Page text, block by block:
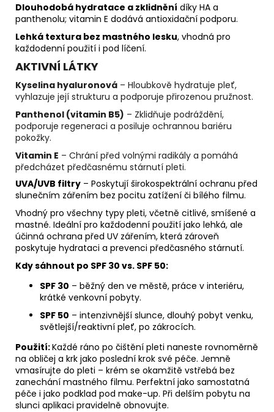
Dlouhodobá hydratace a zklidnění díky HA a
panthenolu; vitamin E dodává antioxidační podporu.
Lehká textura bez mastného lesku, vhodná pro
každodenní použití i pod líčení.
AKTIVNÍ LÁTKY
Kyselina hyaluronová – Hloubkově hydratuje pleť,
vyhlazuje její strukturu a podporuje přirozenou pružnost.
Panthenol (vitamin B5) – Zklidňuje podráždění,
podporuje regeneraci a posiluje ochrannou bariéru
pokožky.
Vitamin E – Chrání před volnými radikály a pomáhá
předcházet předčasnému stárnutí pleti.
UVA/UVB filtry – Poskytují širokospektrální ochranu před
slunečním zářením bez pocitu zatížení či bílého filmu.
Vhodný pro všechny typy pleti, včetně citlivé, smíšené a
mastné. Ideální pro každodenní použití jako lehká, ale
účinná ochrana před UV zářením, která zároveň
poskytuje hydrataci a prevenci předčasného stárnutí.
Kdy sáhnout po SPF 30 vs. SPF 50:
SPF 30 – běžný den ve městě, práce v interiéru,
krátké venkovní pobyty.
SPF 50 – intenzivnější slunce, dlouhý pobyt venku,
světlejší/reaktivní pleť, po zákrocích.
Použití:Každé ráno po čištění pleti naneste rovnoměrně
na obličej a krk jako poslední krok své péče. Jemně
vmasírujte do pleti – krém se okamžitě vstřebá bez
zanechání mastného filmu. Perfektní jako samostatná
péče i jako podklad pod make-up. Při delším pobytu na
slunci aplikaci pravidelně obnovujte.